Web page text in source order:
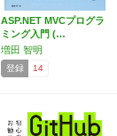
ASP.NET MVCプログラ
ミング入門 (…
増田 智明
登録 14